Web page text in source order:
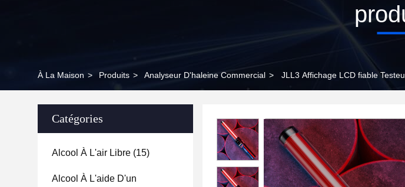
À La Maison > Produits > Analyseur D'haleine Commercial > JLL3 Affichage LCD fiable
Catégories
Alcool À L'air Libre (15)
Alcool À L'aide D'un